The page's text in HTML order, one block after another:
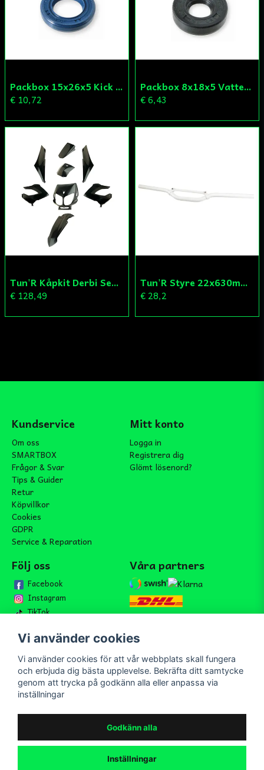
Packbox 15x26x5 Kick Aprilia/Derbi/Gilera (original)
€ 10,72
Packbox 8x18x5 Vattenpump Aprilia/Derbi/Gilera (original)
€ 6,43
Tun'R Kåpkit Derbi Senda
€ 128,49
Tun'R Styre 22x630mm Vit
€ 28,2
Kundservice
Om oss
SMARTBOX
Frågor & Svar
Tips & Guider
Retur
Köpvillkor
Cookies
GDPR
Service & Reparation
Mitt konto
Logga in
Registrera dig
Glömt lösenord?
Följ oss
Facebook
Instagram
TikTok
Våra partners
Bli medlem i vårt nyhetsbrev
email
Mejladress Skicka
Bli medlem i vårt nyhetsbrev och ta del av våra nyheter och
Vi använder cookies
Vi använder cookies för att vår webbplats skall fungera
och erbjuda dig bästa upplevelse. Bekräfta ditt samtycke
genom att trycka på godkänn alla eller anpassa via
inställningar
Godkänn alla
Inställningar